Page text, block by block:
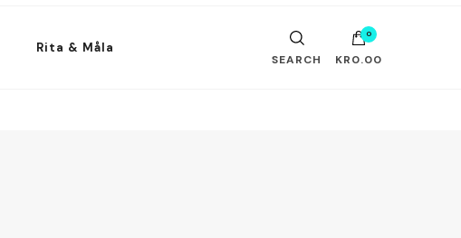
Rita & Måla
SEARCH
0
KR0.00